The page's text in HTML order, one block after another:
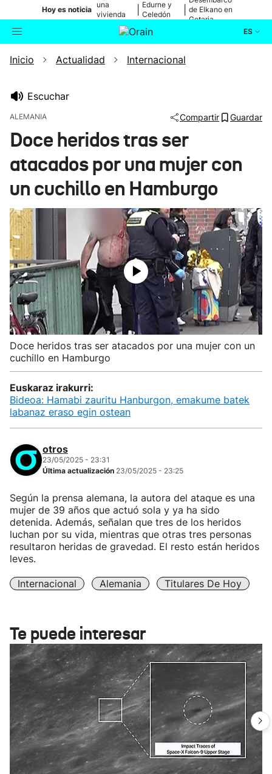
Hoy es noticia
una
vivienda
de Bilbao
Edurne y
Celedón
de Elkano en
Getaria
ES
Buscador Actualidad
Ikusmiran
Eguraldia
Inicio Actualidad Internacional
Escuchar
ALEMANIA Compartir Guardar
Doce heridos tras ser
atacados por una mujer con
un cuchillo en Hamburgo
Doce heridos tras ser atacados por una mujer con un
cuchillo en Hamburgo
Euskaraz irakurri:
Bideoa: Hamabi zauritu Hanburgon, emakume batek
labanaz eraso egin ostean
otros
23/05/2025 - 23:31
Última actualización 23/05/2025 - 23:25
Según la prensa alemana, la autora del ataque es una
mujer de 39 años que actuó sola y ya ha sido
detenida. Además, señalan que tres de los heridos
luchan por su vida, mientras que otras tres personas
resultaron heridas de gravedad. El resto están heridos
leves.
Internacional Alemania Titulares De Hoy
Te puede interesar